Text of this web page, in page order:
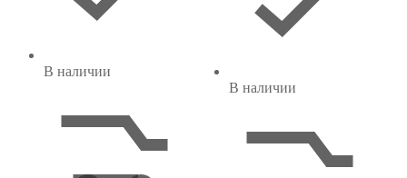
В наличии
В наличии